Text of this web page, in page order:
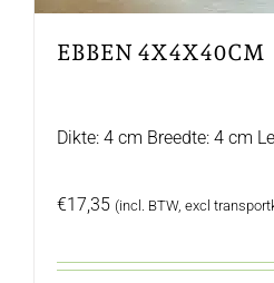
EBBEN 4X4X40CM
Dikte: 4 cm Breedte: 4 cm
€17,35 (incl. BTW, excl